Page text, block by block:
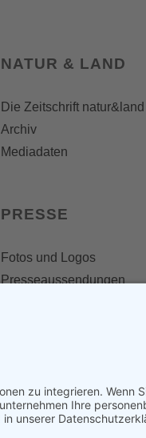
NATUR & LAND
Die Zeitschrift natur&land
Archiv
Mediadaten
PRESSE
Fotos und Logos
Presseaussendungen